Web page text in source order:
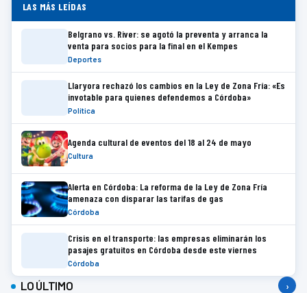
LAS MÁS LEÍDAS
Belgrano vs. River: se agotó la preventa y arranca la
venta para socios para la final en el Kempes
Deportes
Llaryora rechazó los cambios en la Ley de Zona Fría: «Es
invotable para quienes defendemos a Córdoba»
Política
Agenda cultural de eventos del 18 al 24 de mayo
Cultura
Alerta en Córdoba: La reforma de la Ley de Zona Fría
amenaza con disparar las tarifas de gas
Córdoba
Crisis en el transporte: las empresas eliminarán los
pasajes gratuitos en Córdoba desde este viernes
Córdoba
LO ÚLTIMO ›